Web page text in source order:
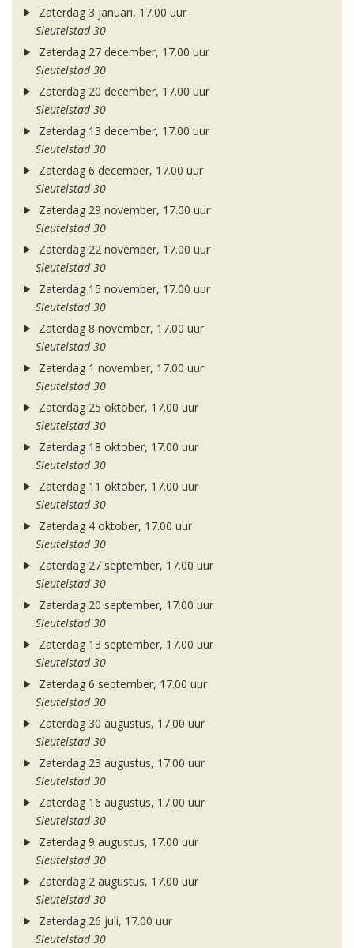
Zaterdag 3 januari, 17.00 uur
Sleutelstad 30
Zaterdag 27 december, 17.00 uur
Sleutelstad 30
Zaterdag 20 december, 17.00 uur
Sleutelstad 30
Zaterdag 13 december, 17.00 uur
Sleutelstad 30
Zaterdag 6 december, 17.00 uur
Sleutelstad 30
Zaterdag 29 november, 17.00 uur
Sleutelstad 30
Zaterdag 22 november, 17.00 uur
Sleutelstad 30
Zaterdag 15 november, 17.00 uur
Sleutelstad 30
Zaterdag 8 november, 17.00 uur
Sleutelstad 30
Zaterdag 1 november, 17.00 uur
Sleutelstad 30
Zaterdag 25 oktober, 17.00 uur
Sleutelstad 30
Zaterdag 18 oktober, 17.00 uur
Sleutelstad 30
Zaterdag 11 oktober, 17.00 uur
Sleutelstad 30
Zaterdag 4 oktober, 17.00 uur
Sleutelstad 30
Zaterdag 27 september, 17.00 uur
Sleutelstad 30
Zaterdag 20 september, 17.00 uur
Sleutelstad 30
Zaterdag 13 september, 17.00 uur
Sleutelstad 30
Zaterdag 6 september, 17.00 uur
Sleutelstad 30
Zaterdag 30 augustus, 17.00 uur
Sleutelstad 30
Zaterdag 23 augustus, 17.00 uur
Sleutelstad 30
Zaterdag 16 augustus, 17.00 uur
Sleutelstad 30
Zaterdag 9 augustus, 17.00 uur
Sleutelstad 30
Zaterdag 2 augustus, 17.00 uur
Sleutelstad 30
Zaterdag 26 juli, 17.00 uur
Sleutelstad 30